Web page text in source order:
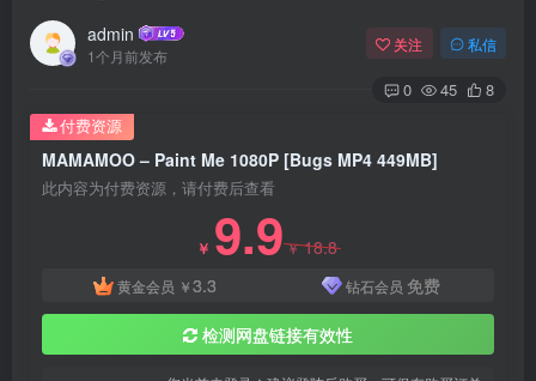
admin
1个月前发布
关注 私信
0 45 8
MAMAMOO – Paint Me 1080P [Bugs MP4 449MB]
此内容为付费资源，请付费后查看
￥ 9.9￥18.8
黄金会员 ￥3.3 钻石会员 免费
检测网盘链接有效性
付费资源